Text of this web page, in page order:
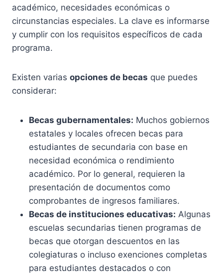
académico, necesidades económicas o
circunstancias especiales. La clave es informarse
y cumplir con los requisitos específicos de cada
programa.
Existen varias opciones de becas que puedes
considerar:
Becas gubernamentales: Muchos gobiernos
estatales y locales ofrecen becas para
estudiantes de secundaria con base en
necesidad económica o rendimiento
académico. Por lo general, requieren la
presentación de documentos como
comprobantes de ingresos familiares.
Becas de instituciones educativas: Algunas
escuelas secundarias tienen programas de
becas que otorgan descuentos en las
colegiaturas o incluso exenciones completas
para estudiantes destacados o con